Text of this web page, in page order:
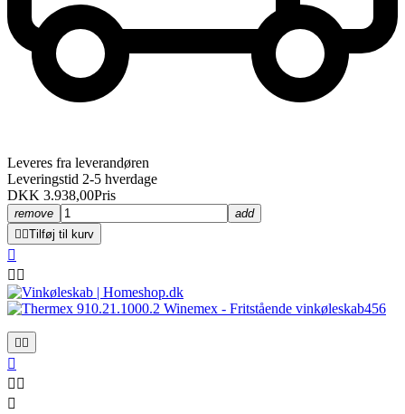
Leveres fra leverandøren
Leveringstid 2-5 hverdage
DKK 3.938,00Pris
remove
add
 Tilføj til kurv

 
 

 
